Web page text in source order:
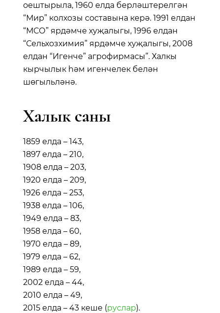
оештырыла, 1960 елда берләштерелгән
“Мир” колхозы составына керә. 1991 елдан
“МСО” ярдәмче хуҗалыгы, 1996 елдан
“Сельхозхимия” ярдәмче хуҗалыгы, 2008
елдан “Игенче” агрофирмасы”. Халкы
кырчылык һәм игенчелек белән
шөгыльләнә.
Халык саны
1859 елда – 143,
1897 елда – 210,
1908 елда – 203,
1920 елда – 209,
1926 елда – 253,
1938 елда – 106,
1949 елда – 83,
1958 елда – 60,
1970 елда – 89,
1979 елда – 62,
1989 елда – 59,
2002 елда – 44,
2010 елда – 49,
2015 елда – 43 кеше (руслар).